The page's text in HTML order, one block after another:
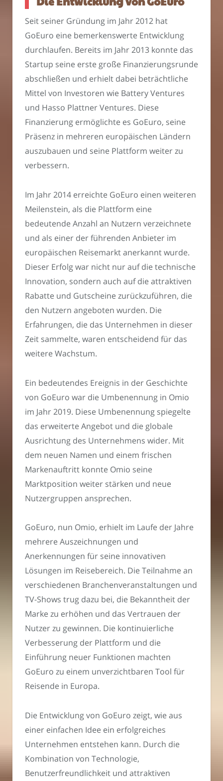
Seit seiner Gründung im Jahr 2012 hat
GoEuro eine bemerkenswerte Entwicklung
durchlaufen. Bereits im Jahr 2013 konnte das
Startup seine erste große Finanzierungsrunde
abschließen und erhielt dabei beträchtliche
Mittel von Investoren wie Battery Ventures
und Hasso Plattner Ventures. Diese
Finanzierung ermöglichte es GoEuro, seine
Präsenz in mehreren europäischen Ländern
auszubauen und seine Plattform weiter zu
verbessern.
Im Jahr 2014 erreichte GoEuro einen weiteren
Meilenstein, als die Plattform eine
bedeutende Anzahl an Nutzern verzeichnete
und als einer der führenden Anbieter im
europäischen Reisemarkt anerkannt wurde.
Dieser Erfolg war nicht nur auf die technische
Innovation, sondern auch auf die attraktiven
Rabatte und Gutscheine zurückzuführen, die
den Nutzern angeboten wurden. Die
Erfahrungen, die das Unternehmen in dieser
Zeit sammelte, waren entscheidend für das
weitere Wachstum.
Ein bedeutendes Ereignis in der Geschichte
von GoEuro war die Umbenennung in Omio
im Jahr 2019. Diese Umbenennung spiegelte
das erweiterte Angebot und die globale
Ausrichtung des Unternehmens wider. Mit
dem neuen Namen und einem frischen
Markenauftritt konnte Omio seine
Marktposition weiter stärken und neue
Nutzergruppen ansprechen.
GoEuro, nun Omio, erhielt im Laufe der Jahre
mehrere Auszeichnungen und
Anerkennungen für seine innovativen
Lösungen im Reisebereich. Die Teilnahme an
verschiedenen Branchenveranstaltungen und
TV-Shows trug dazu bei, die Bekanntheit der
Marke zu erhöhen und das Vertrauen der
Nutzer zu gewinnen. Die kontinuierliche
Verbesserung der Plattform und die
Einführung neuer Funktionen machten
GoEuro zu einem unverzichtbaren Tool für
Reisende in Europa.
Die Entwicklung von GoEuro zeigt, wie aus
einer einfachen Idee ein erfolgreiches
Unternehmen entstehen kann. Durch die
Kombination von Technologie,
Benutzerfreundlichkeit und attraktiven